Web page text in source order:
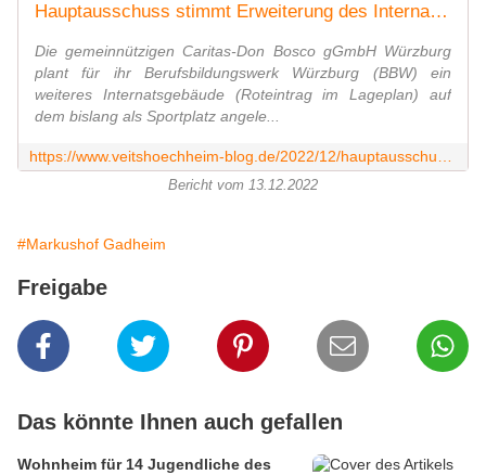
Hauptausschuss stimmt Erweiterung des Internats des Markushofs in Gadheim um 30 Plätze und ein Schulungsgebäude in drei Bauabschnitten zu - Veitshöchheim News
Die gemeinnützigen Caritas-Don Bosco gGmbH Würzburg
plant für ihr Berufsbildungswerk Würzburg (BBW) ein
weiteres Internatsgebäude (Roteintrag im Lageplan) auf
dem bislang als Sportplatz angele...
Bericht vom 13.12.2022
#Markushof Gadheim
Freigabe
Das könnte Ihnen auch gefallen
Wohnheim für 14 Jugendliche des